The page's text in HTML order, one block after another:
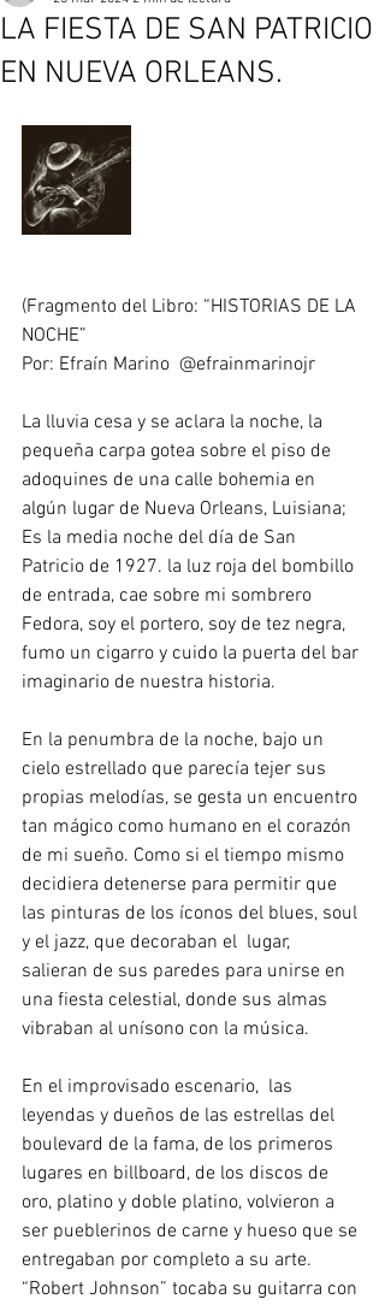
LA FIESTA DE SAN PATRICIO
EN NUEVA ORLEANS.
(Fragmento del Libro: “HISTORIAS DE LA
NOCHE”
Por: Efraín Marino  @efrainmarinojr
La lluvia cesa y se aclara la noche, la
pequeña carpa gotea sobre el piso de
adoquines de una calle bohemia en
algún lugar de Nueva Orleans, Luisiana;
Es la media noche del día de San
Patricio de 1927. la luz roja del bombillo
de entrada, cae sobre mi sombrero
Fedora, soy el portero, soy de tez negra,
fumo un cigarro y cuido la puerta del bar
imaginario de nuestra historia.
En la penumbra de la noche, bajo un
cielo estrellado que parecía tejer sus
propias melodías, se gesta un encuentro
tan mágico como humano en el corazón
de mi sueño. Como si el tiempo mismo
decidiera detenerse para permitir que
las pinturas de los íconos del blues, soul
y el jazz, que decoraban el  lugar,
salieran de sus paredes para unirse en
una fiesta celestial, donde sus almas
vibraban al unísono con la música.
En el improvisado escenario,  las
leyendas y dueños de las estrellas del
boulevard de la fama, de los primeros
lugares en billboard, de los discos de
oro, platino y doble platino, volvieron a
ser pueblerinos de carne y hueso que se
entregaban por completo a su arte.
“Robert Johnson” tocaba su guitarra con